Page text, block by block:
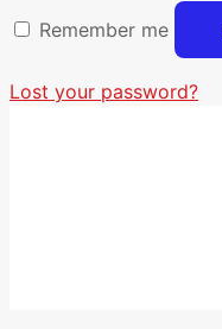
Remember me
Lost your password?